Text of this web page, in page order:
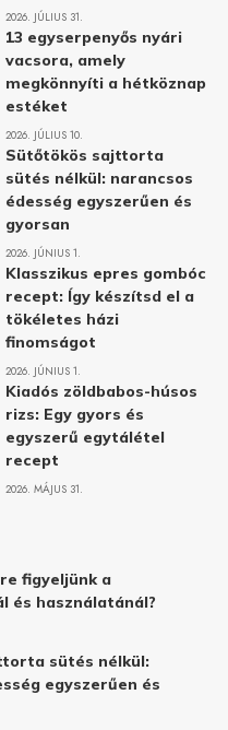
2026. JÚLIUS 31.
13 egyserpenyős nyári
vacsora, amely
megkönnyíti a hétköznap
estéket
2026. JÚLIUS 10.
Sütőtökös sajttorta
sütés nélkül: narancsos
édesség egyszerűen és
gyorsan
2026. JÚNIUS 1.
Klasszikus epres gombóc
recept: Így készítsd el a
tökéletes házi
finomságot
2026. JÚNIUS 1.
Kiadós zöldbabos-húsos
rizs: Egy gyors és
egyszerű egytálétel
recept
2026. MÁJUS 31.
figyeljünk a
és használatánál?
sütés nélkül:
egyszerűen és